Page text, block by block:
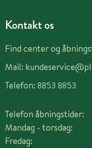
Kontakt os
Find center og
Mail:
Telefon: 8853 8853
Telefon åbningstider:
Mandag - torsdag:
Fredag: